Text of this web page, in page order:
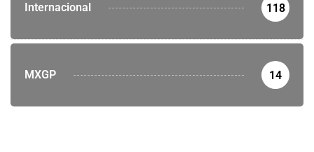
Internacional 118
MXGP 14